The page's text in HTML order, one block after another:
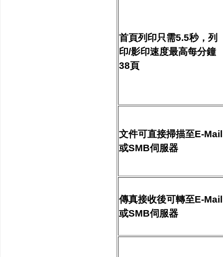
首頁列印只需5.5秒，列
印/影印速度最高每分鐘
38頁
文件可直接掃描至E-Mail
或SMB伺服器
傳真接收後可轉至E-Mail
或SMB伺服器